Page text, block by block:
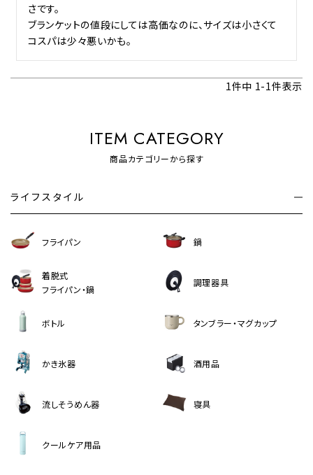
さです。
ブランケットの値段にしては高価なのに、サイズは小さくて
コスパは少々悪いかも。
1件中 1-1件表示
ITEM CATEGORY
商品カテゴリーから探す
ライフスタイル
フライパン 鍋
着脱式
フライパン・鍋
調理器具
ボトル タンブラー・マグカップ
かき氷器 酒用品
流しそうめん器 寝具
クールケア用品